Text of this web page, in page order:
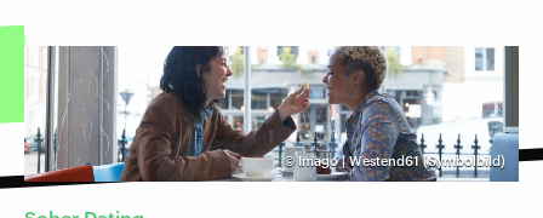
©Imago | Westend61 (Symbolbild)